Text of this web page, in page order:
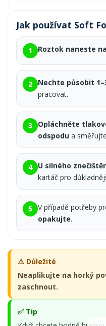
Jak používat Soft
1 Roztok naneste
2 Nechte působit
pracovat.
3 Opláchněte
odspodu a
4 U silného
kartáč pro
5 V případě potřeby
opakujte.
⚠️ Důležité
Neaplikujte na horký
zaschnout.
✅ Tip